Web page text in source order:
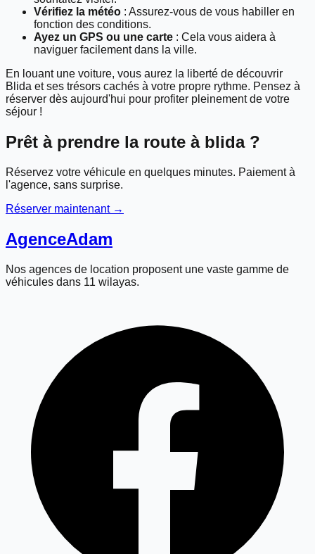
Vérifiez la météo : Assurez-vous de vous habiller en
fonction des conditions.
Ayez un GPS ou une carte : Cela vous aidera à
naviguer facilement dans la ville.
En louant une voiture, vous aurez la liberté de découvrir
Blida et ses trésors cachés à votre propre rythme. Pensez à
réserver dès aujourd'hui pour profiter pleinement de votre
séjour !
Prêt à prendre la route à blida?
Réservez votre véhicule en quelques minutes. Paiement à
l'agence, sans surprise.
Réserver maintenant →
AgenceAdam
Nos agences de location proposent une vaste gamme de
véhicules dans 11 wilayas.